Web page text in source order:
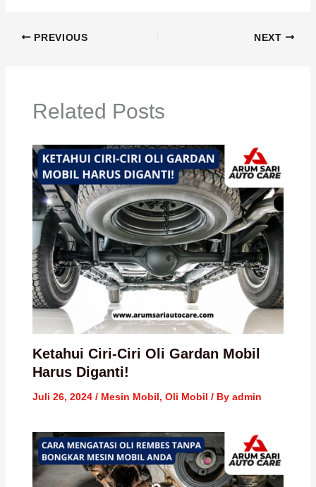
PREVIOUS NEXT
Related Posts
Ketahui Ciri-Ciri Oli Gardan Mobil
Harus Diganti!
Juli 26, 2024 / Mesin Mobil, Oli Mobil / By admin